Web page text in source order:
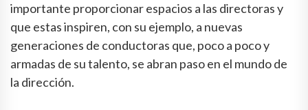
importante proporcionar espacios a las directoras y
que estas inspiren, con su ejemplo, a nuevas
generaciones de conductoras que, poco a poco y
armadas de su talento, se abran paso en el mundo de
la dirección.